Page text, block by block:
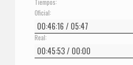
Tiempos:
Oficial:
Real: